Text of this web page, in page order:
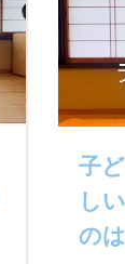
子
し
の